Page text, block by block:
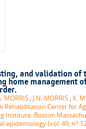
and validation of
home management
MORRIS ; J.N. MORRIS ; K.
Rehabilitation Center for
Institute. Boston
epidemiology (vol. 49, n°